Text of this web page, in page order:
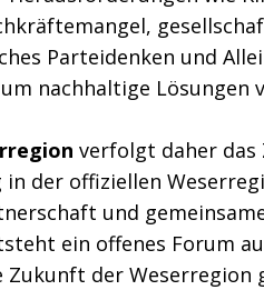
Parteidenken und
nachhaltige Lösungen
verfolgt daher das
der offiziellen
und
ein offenes Forum
Zukunft der